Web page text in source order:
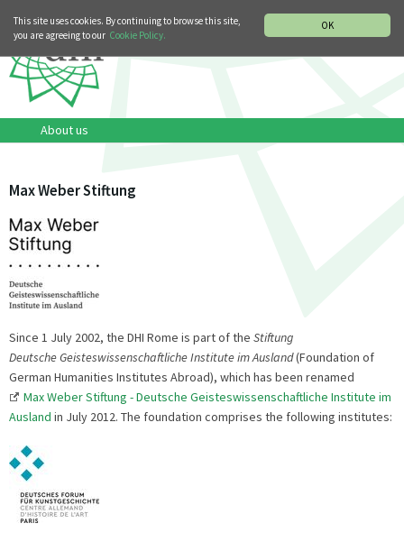
OK
This site uses cookies. By continuing to browse this site,
you are agreeing to our Cookie Policy.
About us
Max Weber Stiftung
Since 1 July 2002, the DHI Rome is part of the Stiftung
Deutsche Geisteswissenschaftliche Institute im Ausland(Foundation of
German Humanities Institutes Abroad), which has been renamed
Max Weber Stiftung - Deutsche Geisteswissenschaftliche Institute im
Ausland in July 2012. The foundation comprises the following institutes: